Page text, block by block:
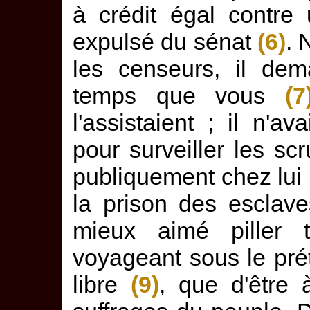
à crédit égal contre
expulsé du sénat (6).
les censeurs, il
temps que vous
l'assistaient ; il
pour surveiller les
publiquement chez
la prison des
mieux aimé piller
voyageant sous le
libre (9), que d'être